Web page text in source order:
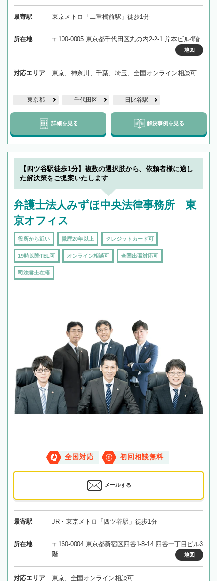
最寄駅 東京メトロ「二重橋前駅」徒歩1分
所在地 〒100-0005 東京都千代田区丸の内2-2-1 岸本ビル4階
地図
対応エリア 東京、神奈川、千葉、埼玉、全国オンライン相談可
東京都 千代田区 日比谷駅
詳細を見る 解決事例を見る
【四ツ谷駅徒歩1分】複数の選択肢から、依頼者様に適し
た解決策をご提案いたします
弁護士法人みずほ中央法律事務所 東
京オフィス
役所から近い 職歴20年以上 クレジットカード可
19時以降TEL可 オンライン相談可 全国出張対応可
司法書士在籍
全国対応 初回相談無料
メールする
最寄駅 JR・東京メトロ「四ツ谷駅」徒歩1分
所在地
〒160-0004 東京都新宿区四谷1-8-14 四谷一丁目ビル3
階
地図
対応エリア 東京、全国オンライン相談可